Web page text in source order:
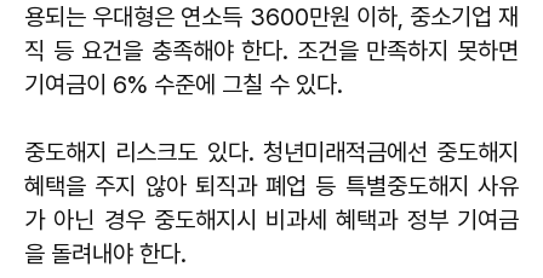
용되는 우대형은 연소득 3600만원 이하, 중소기업 재
직 등 요건을 충족해야 한다. 조건을 만족하지 못하면
기여금이 6% 수준에 그칠 수 있다.
중도해지 리스크도 있다. 청년미래적금에선 중도해지
혜택을 주지 않아 퇴직과 폐업 등 특별중도해지 사유
가 아닌 경우 중도해지시 비과세 혜택과 정부 기여금
을 돌려내야 한다.